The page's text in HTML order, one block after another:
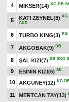
4 MİKSER(14) KG DB
5 KATI ZEYNEL(8) KG
GKR
6 TURBO KING(3) KG
7 AKGOBAK(9) DB
8 ŞAL KIZI(7) DB SKG
9
ESİNİN KIZI(6) SK
10
AKGÜNEY(12) KG
11 MERTCAN TAY(13)